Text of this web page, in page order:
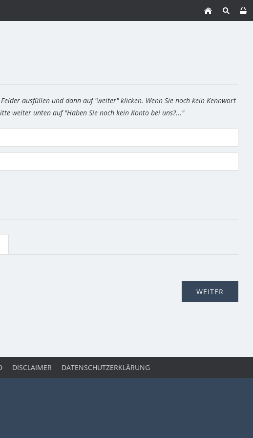
ausfüllen und dann auf "weiter" klicken. Wenn Sie noch kein Kennwort
weiter unten auf "Haben Sie noch kein Konto bei uns?..."
DISCLAIMER DATENSCHUTZERKLÄRUNG